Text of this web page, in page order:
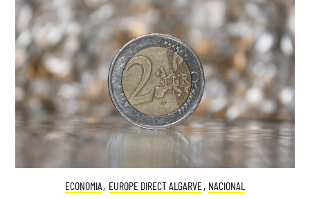
ECONOMIA, EUROPE DIRECT ALGARVE, NACIONAL